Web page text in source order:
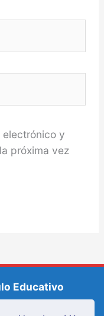
electrónico y
próxima vez
Educativo